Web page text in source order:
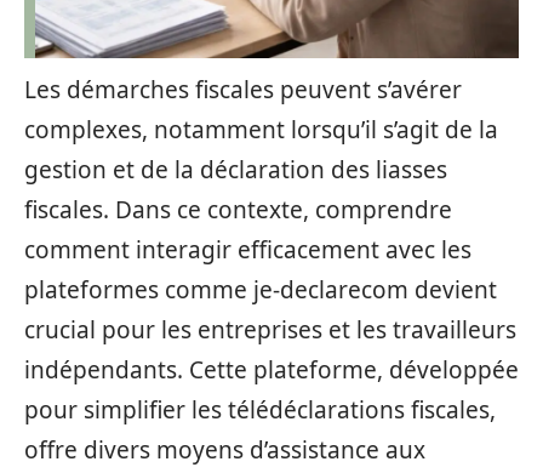
Les démarches fiscales peuvent s’avérer
complexes, notamment lorsqu’il s’agit de la
gestion et de la déclaration des liasses
fiscales. Dans ce contexte, comprendre
comment interagir efficacement avec les
plateformes comme je-declarecom devient
crucial pour les entreprises et les travailleurs
indépendants. Cette plateforme, développée
pour simplifier les télédéclarations fiscales,
offre divers moyens d’assistance aux